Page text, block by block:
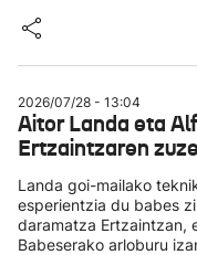
2026/07/28 - 13:04
Aitor Landa eta
Ertzaintzaren
Landa goi-mailako
esperientzia du babes
daramatza Ertzaintzan,
Babeserako arloburu